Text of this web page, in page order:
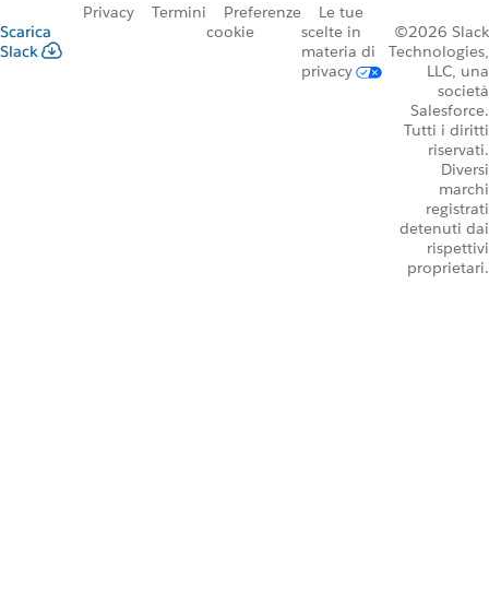
Scarica
Slack
Privacy Termini
Preferenze
cookie
Le tue
scelte in
materia di
privacy
©2026 Slack
Technologies,
LLC, una
società
Salesforce.
Tutti i diritti
riservati.
Diversi
marchi
registrati
detenuti dai
rispettivi
proprietari.